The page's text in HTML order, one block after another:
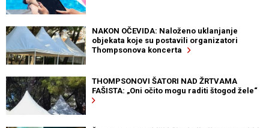
NAKON OČEVIDA: Naloženo uklanjanje
objekata koje su postavili organizatori
Thompsonova koncerta
THOMPSONOVI ŠATORI NAD ŽRTVAMA
FAŠISTA: „Oni očito mogu raditi štogod žele“